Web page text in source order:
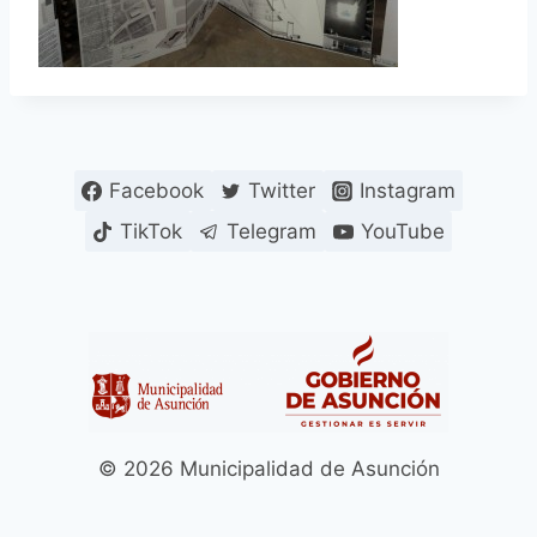
Facebook Twitter
Instagram
TikTok
Telegram YouTube
© 2026 Municipalidad de Asunción